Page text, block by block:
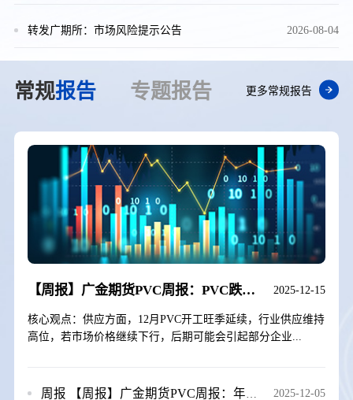
2026-08-04
转发广期所：市场风险提示公告
常规报告 更多常规报告
专题报告
【周报】广金期货PVC周报：PVC跌跌不休，期价创再历史新低 20251212
核心观点：供应方面，12月PVC开工旺季延续，行业供应维持
高位，若市场价格继续下行，后期可能会引起部分企业...
2025-12-15
2025-12-05
周报 【周报】广金期货PVC周报：年底预期不佳，PVC再创新低 20251205